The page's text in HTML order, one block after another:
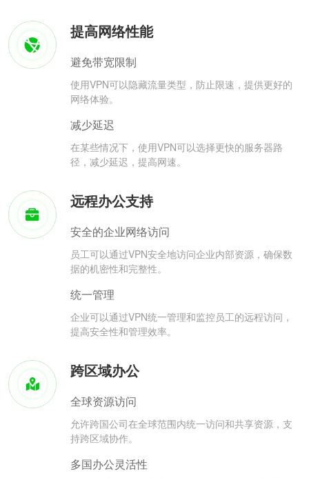
提高网络性能
避免带宽限制
使用VPN可以隐藏流量类型，防止限速，提供更好的
网络体验。
减少延迟
在某些情况下，使用VPN可以选择更快的服务器路
径，减少延迟，提高网速。
远程办公支持
安全的企业网络访问
员工可以通过VPN安全地访问企业内部资源，确保数
据的机密性和完整性。
统一管理
企业可以通过VPN统一管理和监控员工的远程访问，
提高安全性和管理效率。
跨区域办公
全球资源访问
允许跨国公司在全球范围内统一访问和共享资源，支
持跨区域协作。
多国办公灵活性